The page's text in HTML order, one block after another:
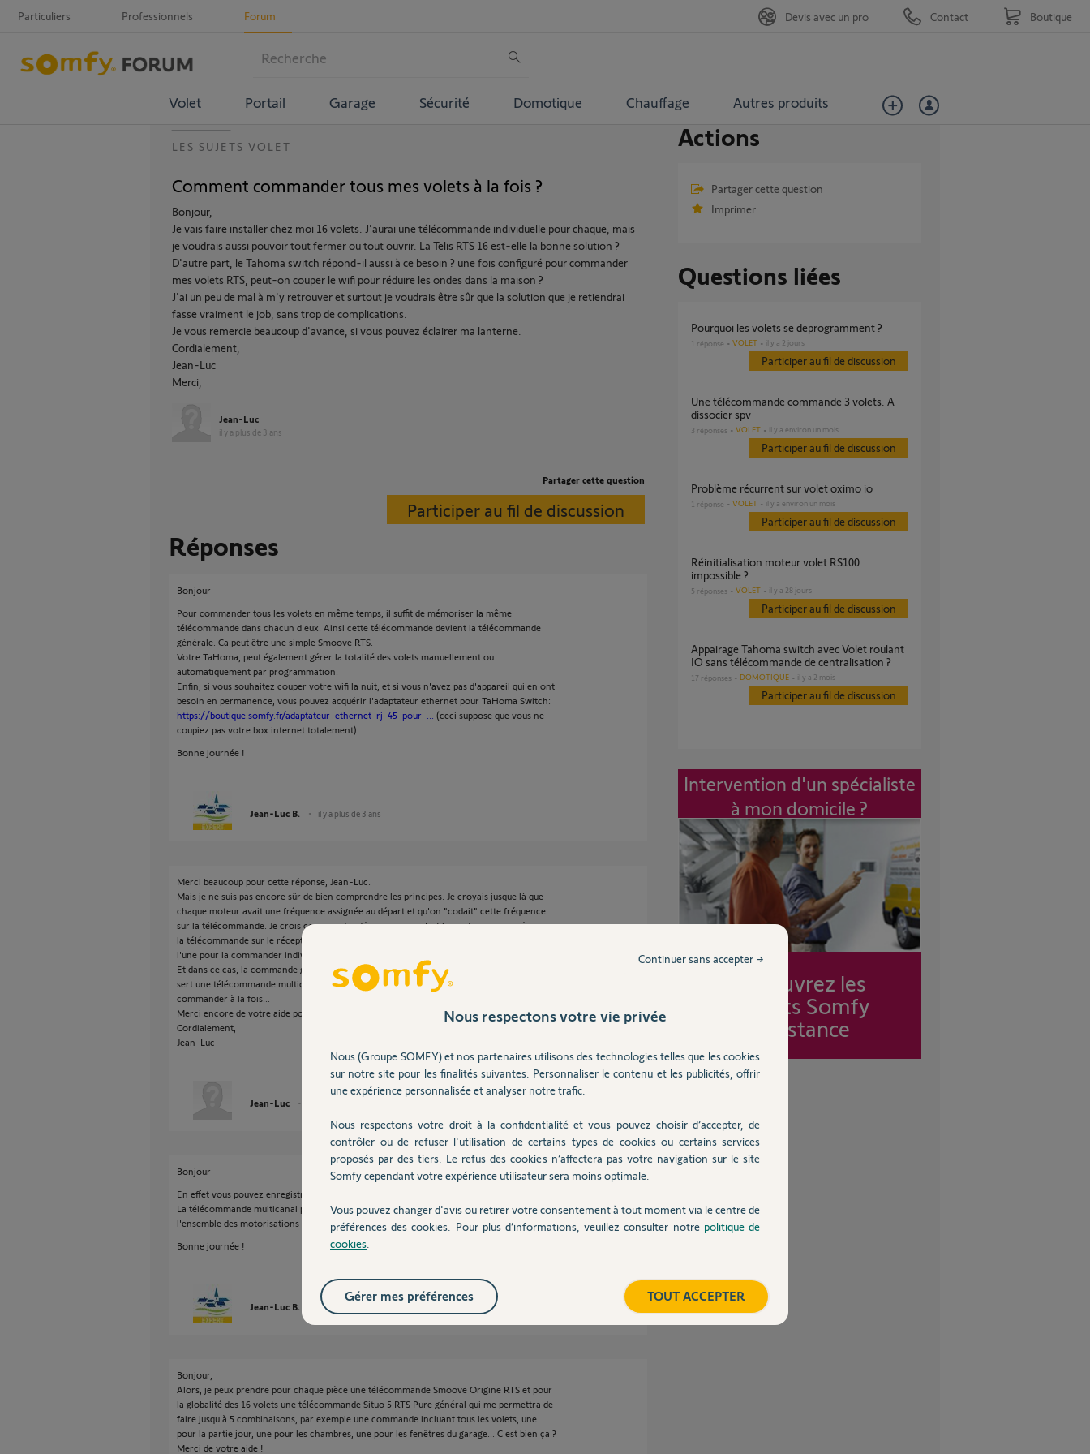
Particuliers Professionnels Forum
Volet Portail Garage Sécurité Domotique Chauffage Autres produits
Devis avec un pro Contact Boutique
LES SUJETS VOLET
Comment commander tous mes volets à la fois ?
Bonjour,
Je vais faire installer chez moi 16 volets. J'aurai une télécommande individuelle pour chaque, mais
je voudrais aussi pouvoir tout fermer ou tout ouvrir. La Telis RTS 16 est-elle la bonne solution ?
D'autre part, le Tahoma switch répond-il aussi à ce besoin ? une fois configuré pour commander
mes volets RTS, peut-on couper le wifi pour réduire les ondes dans la maison ?
J'ai un peu de mal à m'y retrouver et surtout je voudrais être sûr que la solution que je retiendrai
fasse vraiment le job, sans trop de complications.
Je vous remercie beaucoup d'avance, si vous pouvez éclairer ma lanterne.
Cordialement,
Jean-Luc
Merci,
Jean-Luc
il y a plus de 3 ans
Partager cette question
Participer au fil de discussion
Réponses
Bonjour
Pour commander tous les volets en même temps, il suffit de mémoriser la même
télécommande dans chacun d'eux. Ainsi cette télécommande devient la télécommande
générale. Ca peut être une simple Smoove RTS.
Votre TaHoma, peut également gérer la totalité des volets manuellement ou
automatiquement par programmation.
Enfin, si vous souhaitez couper votre wifi la nuit, et si vous n'avez pas d'appareil qui en ont
besoin en permanence, vous pouvez acquérir l'adaptateur ethernet pour TaHoma Switch:
https://boutique.somfy.fr/adaptateur-ethernet-rj-45-pour-...
(ceci suppose que vous ne
coupiez pas votre box internet totalement).
Bonne journée !
Jean-Luc B. il y a plus de 3 ans
Merci beaucoup pour cette réponse, Jean-Luc.
Mais je ne suis pas encore sûr de bien comprendre les principes. Je croyais jusque là que
chaque moteur avait une fréquence assignée au départ et qu'on "codait" cette fréquence
sur la télécommande. Je crois comprendre désormais que c'est le contraire : on mémorise
la télécommande sur le récepteur. Mais peut-on en mémoriser deux sur chaque moteur,
l'une pour la commander individuellement, l'autre pour commander les 16 à la fois ?
Et dans ce cas, la commande générale serait une télécommande de base ? Alors, à quoi
sert une télécommande multicanaux ? Je pensais qu'il fallait un canal par volet pour tout
commander à la fois...
Merci encore de votre aide pour que j'arrive à bien comprendre le système.
Cordialement,
Jean-Luc
Jean-Luc
Bonjour
En effet vous pouvez enregistrer plusieurs télécommandes dans une même motorisation.
La télécommande multicanal permet de n'avoir qu'une seule télécommande pour
l'ensemble des motorisations ou groupe de motorisations.
Bonne journée !
Jean-Luc B. il y a plus de 3 ans
Bonjour,
Alors, je peux prendre pour chaque pièce une télécommande Smoove Origine RTS et pour
la globalité des 16 volets une télécommande Situo 5 RTS Pure général qui me permettra de
faire jusqu'à 5 combinaisons, par exemple une commande incluant tous les volets, une
pour la partie jour, une pour les chambres, une pour les fenêtres du garage... C'est bien ça ?
Merci de votre aide !
Actions
Partager cette question
Imprimer
Questions liées
pourquoi les volets se deprogramment ?
1 réponse VOLET il y a 2 jours
Participer au fil de discussion
une télécommande commande 3 volets. A
dissocier spv
3 réponses VOLET il y a environ un mois
Participer au fil de discussion
problème récurrent sur volet oximo io
1 réponse VOLET il y a environ un mois
Participer au fil de discussion
Réinitialisation moteur volet RS100
impossible ?
5 réponses VOLET il y a 28 jours
Participer au fil de discussion
Appairage Tahoma switch avec Volet roulant
IO sans télécommande de centralisation ?
17 réponses DOMOTIQUE il y a 2 mois
Participer au fil de discussion
Intervention d'un spécialiste
à mon domicile ?
Découvrez les
forfaits Somfy
Assistance
Nous respectons votre vie privée
Nous (Groupe SOMFY) et nos partenaires utilisons des technologies telles que les cookies
sur notre site pour les finalités suivantes: Personnaliser le contenu et les publicités, offrir
une expérience personnalisée et analyser notre trafic.
Nous respectons votre droit à la confidentialité et vous pouvez choisir d’accepter, de
contrôler ou de refuser l'utilisation de certains types de cookies ou certains services
proposés par des tiers. Le refus des cookies n’affectera pas votre navigation sur le site
Somfy cependant votre expérience utilisateur sera moins optimale.
Vous pouvez changer d'avis ou retirer votre consentement à tout moment via le centre de
préférences des cookies. Pour plus d’informations, veuillez consulter notre politique de
cookies
Continuer sans accepter →
TOUT ACCEPTER
Gérer mes préférences